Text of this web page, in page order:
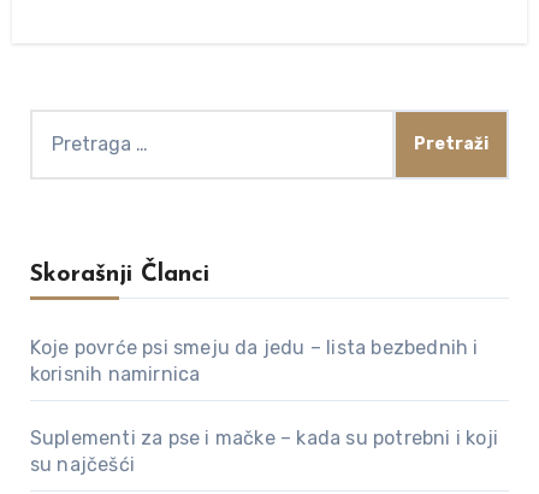
za:
Skorašnji Članci
Koje povrće psi smeju da jedu – lista bezbednih i
korisnih namirnica
Suplementi za pse i mačke – kada su potrebni i koji
su najčešći